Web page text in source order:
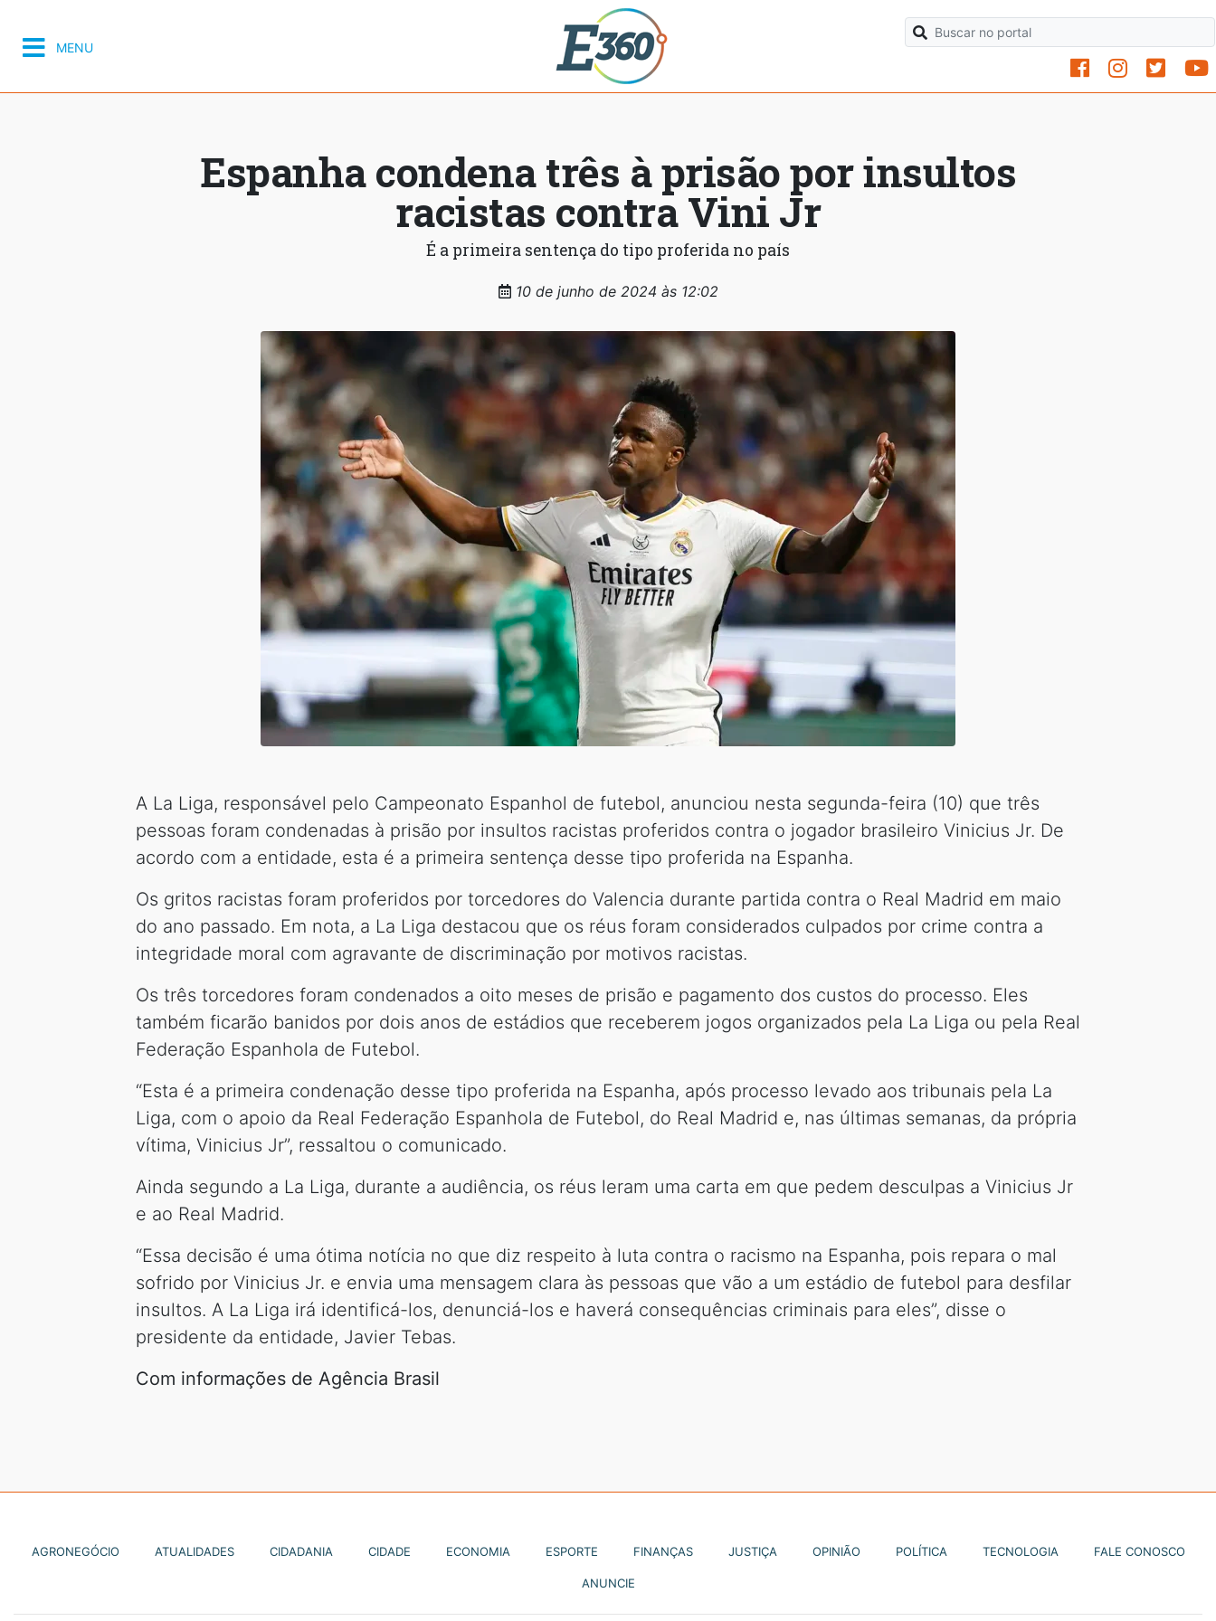
MENU
Espanha condena três à prisão por insultos
racistas contra Vini Jr
É a primeira sentença do tipo proferida no país
10 de junho de 2024 às 12:02
A La Liga, responsável pelo Campeonato Espanhol de futebol, anunciou nesta segunda-feira (10) que três
pessoas foram condenadas à prisão por insultos racistas proferidos contra o jogador brasileiro Vinicius Jr. De
acordo com a entidade, esta é a primeira sentença desse tipo proferida na Espanha.
Os gritos racistas foram proferidos por torcedores do Valencia durante partida contra o Real Madrid em maio
do ano passado. Em nota, a La Liga destacou que os réus foram considerados culpados por crime contra a
integridade moral com agravante de discriminação por motivos racistas.
Os três torcedores foram condenados a oito meses de prisão e pagamento dos custos do processo. Eles
também ficarão banidos por dois anos de estádios que receberem jogos organizados pela La Liga ou pela Real
Federação Espanhola de Futebol.
“Esta é a primeira condenação desse tipo proferida na Espanha, após processo levado aos tribunais pela La
Liga, com o apoio da Real Federação Espanhola de Futebol, do Real Madrid e, nas últimas semanas, da própria
vítima, Vinicius Jr”, ressaltou o comunicado.
Ainda segundo a La Liga, durante a audiência, os réus leram uma carta em que pedem desculpas a Vinicius Jr
e ao Real Madrid.
“Essa decisão é uma ótima notícia no que diz respeito à luta contra o racismo na Espanha, pois repara o mal
sofrido por Vinicius Jr. e envia uma mensagem clara às pessoas que vão a um estádio de futebol para desfilar
insultos. A La Liga irá identificá-los, denunciá-los e haverá consequências criminais para eles”, disse o
presidente da entidade, Javier Tebas.
Com informações de Agência Brasil
AGRONEGÓCIO ATUALIDADES CIDADANIA CIDADE ECONOMIA ESPORTE FINANÇAS JUSTIÇA OPINIÃO POLÍTICA TECNOLOGIA FALE CONOSCO
ANUNCIE